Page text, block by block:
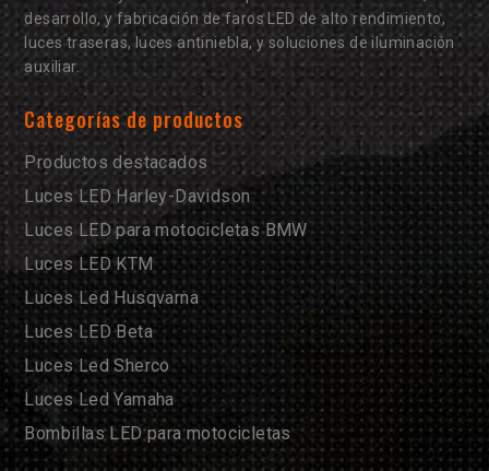
desarrollo, y fabricación de faros LED de alto rendimiento,
luces traseras, luces antiniebla, y soluciones de iluminación
auxiliar.
Categorías de productos
Productos destacados
Luces LED Harley-Davidson
Luces LED para motocicletas BMW
Luces LED KTM
Luces Led Husqvarna
Luces LED Beta
Luces Led Sherco
Luces Led Yamaha
Bombillas LED para motocicletas